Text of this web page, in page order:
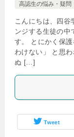
高認生の悩み・疑問
こんにちは、四谷
ンジする生徒の中
す。 とにかく保
わけない」 と思
ぬ […]
Tweet